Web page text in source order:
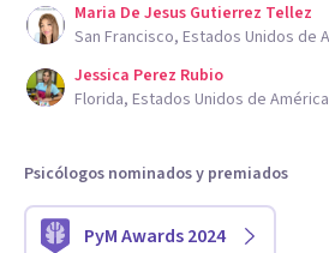
Maria De Jesus Gutierrez Tellez
San Francisco, Estados Unidos de
Jessica Perez Rubio
Florida, Estados Unidos de América
Psicólogos nominados y premiados
PyM Awards 2024